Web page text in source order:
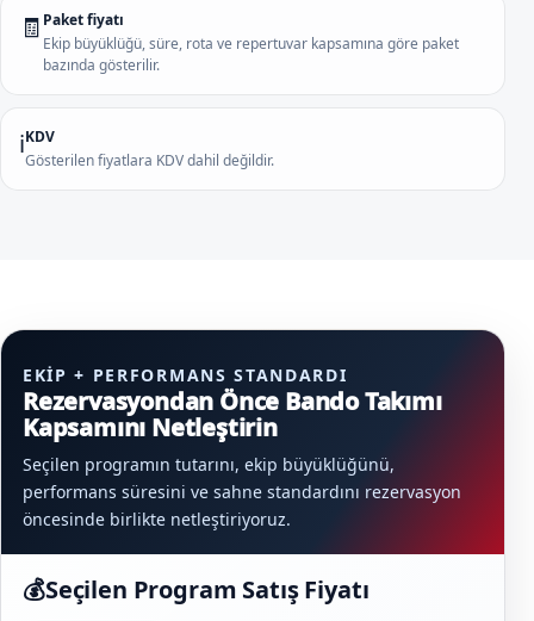
🧾 Paket fiyatı
Ekip büyüklüğü, süre, rota ve repertuvar kapsamına göre paket
bazında gösterilir.
ℹ️KDV
Gösterilen fiyatlara KDV dahil değildir.
EKIP + PERFORMANS STANDARDI
Rezervasyondan Önce Bando Takımı
Kapsamını Netleştirin
Seçilen programın tutarını, ekip büyüklüğünü,
performans süresini ve sahne standardını rezervasyon
öncesinde birlikte netleştiriyoruz.
💰Seçilen Program Satış Fiyatı